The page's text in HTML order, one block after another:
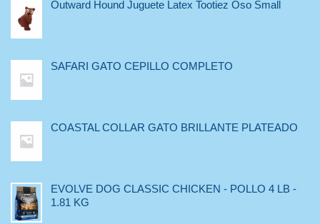
Outward Hound Juguete Latex Tootiez Oso Small
SAFARI GATO CEPILLO COMPLETO
COASTAL COLLAR GATO BRILLANTE PLATEADO
EVOLVE DOG CLASSIC CHICKEN - POLLO 4 LB -
1.81 KG